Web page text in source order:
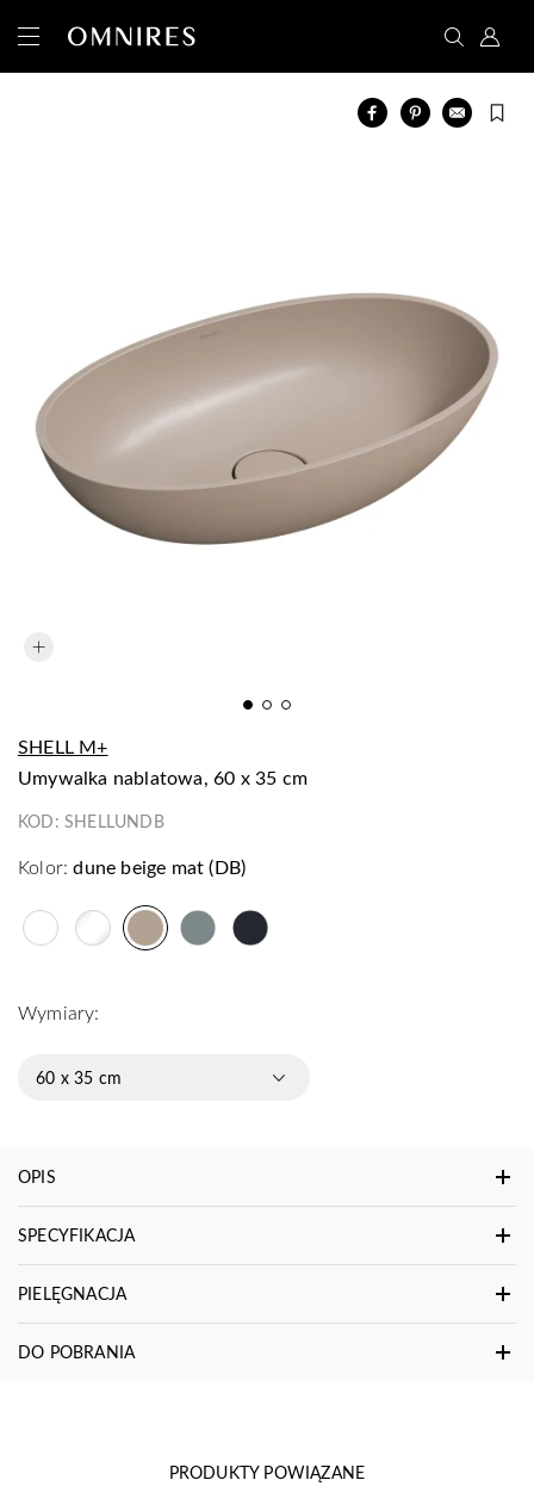
SHELL M+
umywalka nablatowa, 60 x 35 cm
KOD: SHELLUNDB
Kolor: dune beige mat (DB)
Wymiary:
60 x 35 cm
OPIS
SPECYFIKACJA
PIELĘGNACJA
DO POBRANIA
PRODUKTY POWIĄZANE